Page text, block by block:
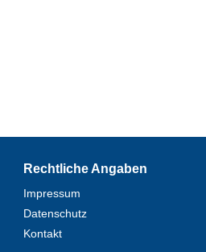
Rechtliche Angaben
Impressum
Datenschutz
Kontakt